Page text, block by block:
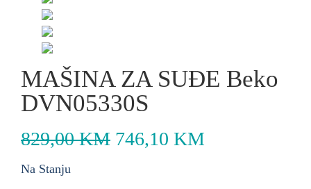
MAŠINA ZA SUĐE Beko
DVN05330S
829,00KM 746,10 KM
Na Stanju